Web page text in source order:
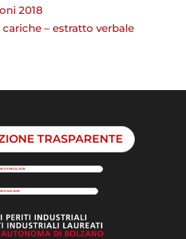
2018
– estratto verbale
TRASPARENTE
FINO AL 2025
DAL 2026